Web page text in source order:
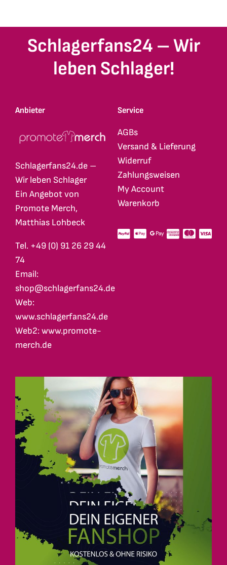
Schlagerfans24 – Wir
leben Schlager!
Anbieter
Schlagerfans24.de –
Wir leben Schlager
Ein Angebot von
Promote Merch,
Matthias Lohbeck
Tel. +49 (0) 91 26 29 44
74
Email:
shop@schlagerfans24.de
Web:
www.schlagerfans24.de
Web2: www.promote-
merch.de
Service
AGBs
Versand & Lieferung
Widerruf
Zahlungsweisen
My Account
Warenkorb